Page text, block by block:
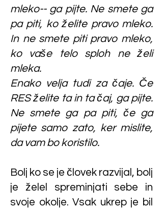
mleko-- ga pijte. Ne smete ga
pa piti, ko želite pravo mleko.
In ne smete piti pravo mleko,
ko vaše telo sploh ne želi
mleka.
Enako velja tudi za čaje. Če
RES želite ta in ta čaj, ga pijte.
Ne smete ga pa piti, če ga
pijete samo zato, ker mislite,
da vam bo koristilo.
Bolj ko se je človek razvijal, bolj
je želel spreminjati sebe in
svoje okolje. Vsak ukrep je bil